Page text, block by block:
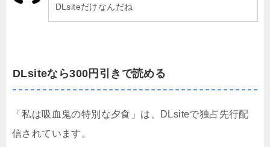
DLsiteだけなんだね
DLsiteなら300円引きで読める
「私は吸血鬼の特別な夕食」は、DLsiteで独占先行配
信されています。